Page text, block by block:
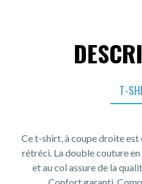
T-
Ce t-shirt, à coupe droite
rétréci. La double couture en
et au col assure de la